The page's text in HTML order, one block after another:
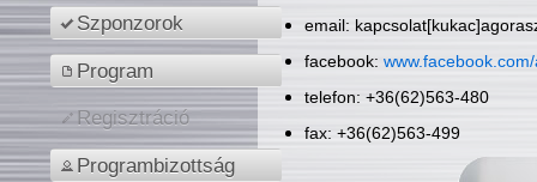
Szponzorok
Program
Regisztráció
Programbizottság
email:
facebook:
telefon: +36(62)563-480
fax: +36(62)563-499